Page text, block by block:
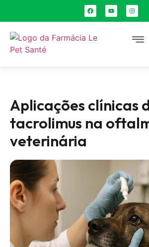
Aplicações clínicas
tacrolimus na
veterinária